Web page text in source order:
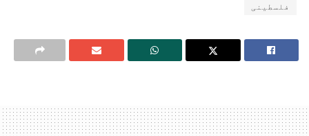
فلسطینی